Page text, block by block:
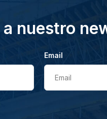
nuestro
Email
Email